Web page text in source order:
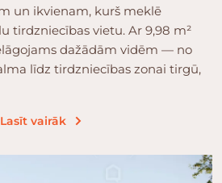
un ikvienam, kurš meklē
tirdzniecības vietu. Ar 9,98 m²
dažādām vidēm — no
līdz tirdzniecības zonai tirgū,
Lasīt vairāk